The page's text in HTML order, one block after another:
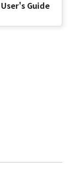
、キヤノン
は販売店
関して、商
たるとを
本ソフト
ずるいか
Guide